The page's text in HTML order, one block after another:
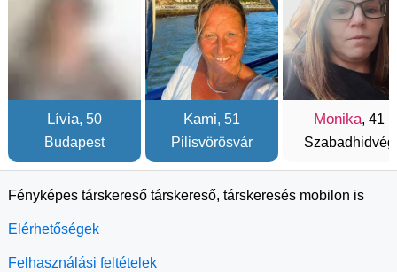
Lívia, 50
Budapest
Kami, 51
Pilisvörösvár
Monika, 41
Szabadhidvég
Fényképes társkereső társkereső, társkeresés mobilon is
Elérhetőségek
Felhasználási feltételek